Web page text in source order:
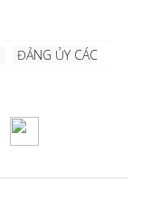
ĐẢNG ỦY CÁC